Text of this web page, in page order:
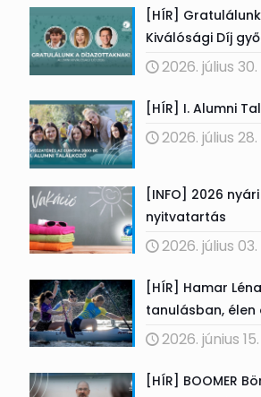
[HÍR]
Kiválósági Díj
2026. július 30.
[HÍR] I. Alumni
2026. július 28.
[INFO] 2026
nyitvatartás
2026. július 03.
[HÍR] Hamar
tanulásban, élen
2026. június 15.
[HÍR] BOOMER